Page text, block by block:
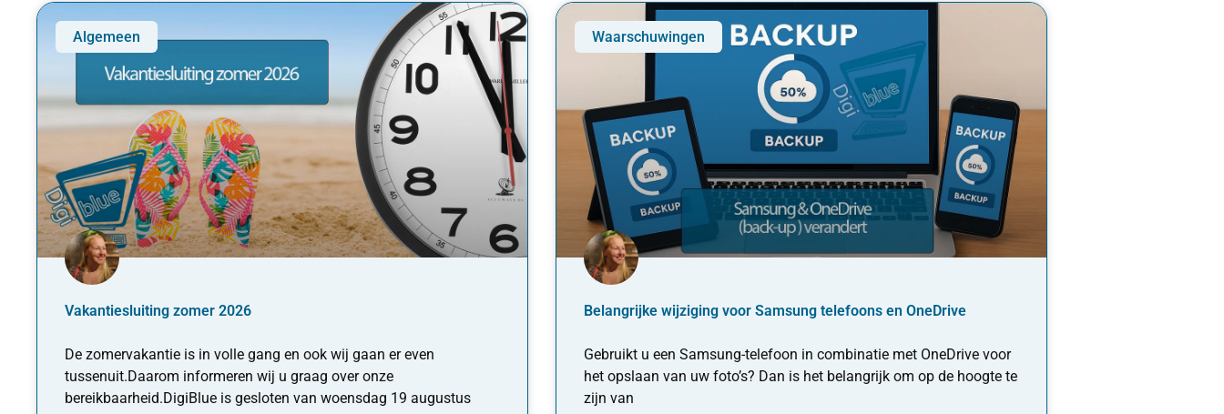
Algemeen
Vakantiesluiting zomer 2026
De zomervakantie is in volle gang en ook wij gaan er even
tussenuit.Daarom informeren wij u graag over onze
bereikbaarheid.DigiBlue is gesloten van woensdag 19 augustus
Waarschuwingen
Belangrijke wijziging voor Samsung telefoons en OneDrive
Gebruikt u een Samsung-telefoon in combinatie met OneDrive voor
het opslaan van uw foto’s? Dan is het belangrijk om op de hoogte te
zijn van